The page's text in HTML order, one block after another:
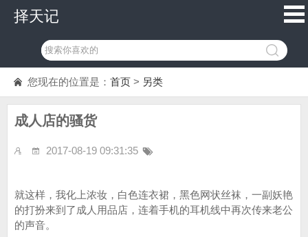
择天记
您现在的位置是： 首页 > 另类
成人店的骚货
2017-08-19 09:31:35
就这样，我化上浓妆，白色连衣裙，黑色网状丝袜，一副妖艳
的打扮来到了成人用品店，连着手机的耳机线中再次传来老公
的声音。